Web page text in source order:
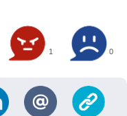
1 0